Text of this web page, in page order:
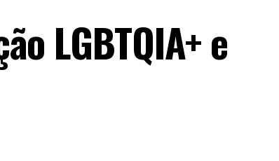
LGBTQIA+ e